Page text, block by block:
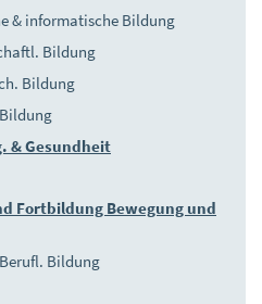
& informatische Bildung
Bildung
Bildung
& Gesundheit
Fortbildung Bewegung und
Bildung